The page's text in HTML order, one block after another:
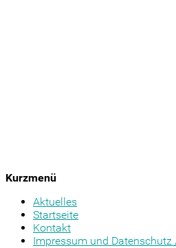
Kurzmenü
Aktuelles
Startseite
Kontakt
Impressum und Datenschutz